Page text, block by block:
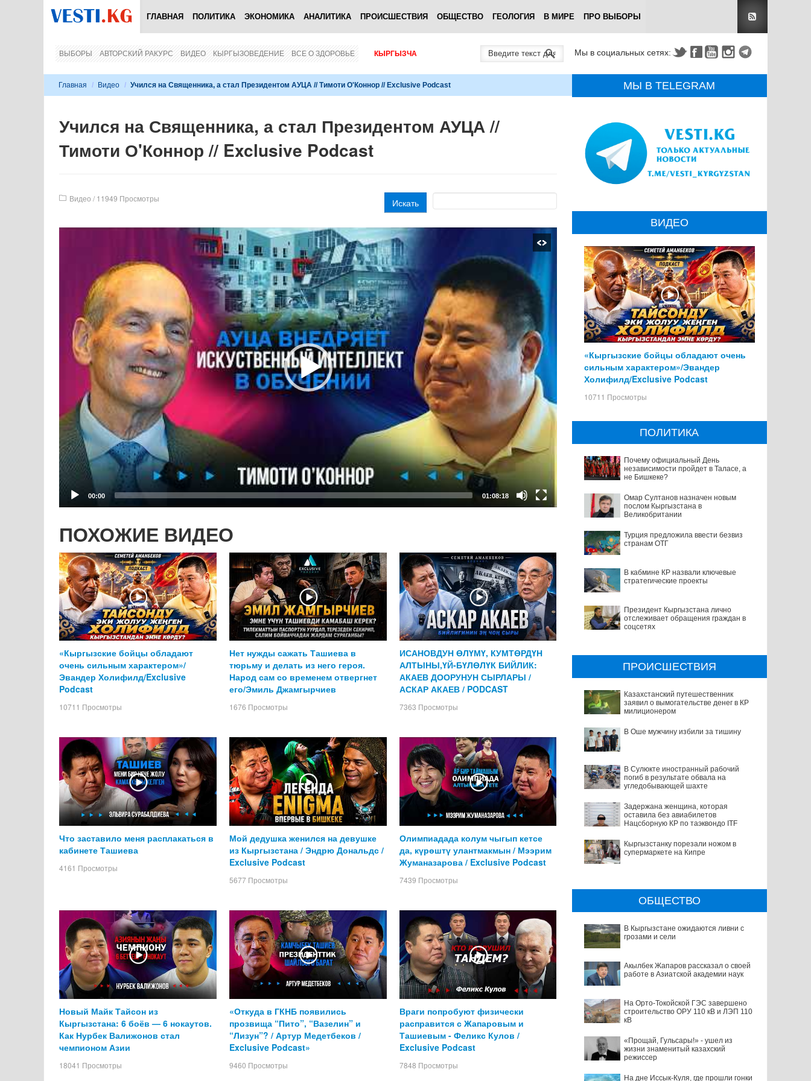
ГЛАВНАЯ ПОЛИТИКА ЭКОНОМИКА АНАЛИТИКА ПРОИСШЕСТВИЯ ОБЩЕСТВО ГЕОЛОГИЯ В МИРЕ ПРО ВЫБОРЫ
ВЫБОРЫ АВТОРСКИЙ РАКУРС ВИДЕО КЫРГЫЗОВЕДЕНИЕ ВСЕ О ЗДОРОВЬЕ КЫРГЫЗЧА Мы в социальных сетях:
Главная / Видео / Учился на Священника, а стал Президентом АУЦА // Тимоти О'Коннор // Exclusive Podcast
Учился на Священника, а стал Президентом АУЦА //
Тимоти О'Коннор // Exclusive Podcast
Видео / 11949 Просмотры Искать
ПОХОЖИЕ ВИДЕО
«Кыргызские бойцы обладают
очень сильным характером»/
Эвандер Холифилд/Exclusive
Podcast
10711 Просмотры
Нет нужды сажать Ташиева в
тюрьму и делать из него героя.
Народ сам со временем отвергнет
его/Эмиль Джамгырчиев
1676 Просмотры
ИСАНОВДУН ӨЛҮМҮ, КУМТӨРДҮН
АЛТЫНЫ,ҮЙ-БҮЛӨЛҮК БИЙЛИК:
АКАЕВ ДООРУНУН СЫРЛАРЫ /
АСКАР АКАЕВ / PODCAST
7363 Просмотры
Что заставило меня расплакаться в
кабинете Ташиева
4161 Просмотры
Мой дедушка женился на девушке
из Кыргызстана / Эндрю Дональдс /
Exclusive Podcast
5677 Просмотры
Олимпиадада колум чыгып кетсе
да, күрөштү улантмакмын / Мээрим
Жуманазарова / Exclusive Podcast
7439 Просмотры
Новый Майк Тайсон из
Кыргызстана: 6 боёв — 6 нокаутов.
Как Нурбек Валижонов стал
чемпионом Азии
18041 Просмотры
«Откуда в ГКНБ появились
прозвища “Пито”, “Вазелин” и
“Лизун”? / Артур Медетбеков /
Exclusive Podcast»
9460 Просмотры
Враги попробуют физически
расправится с Жапаровым и
Ташиевым - Феликс Кулов /
Exclusive Podcast
7848 Просмотры
МЫ В TELEGRAM
ВИДЕО
«Кыргызские бойцы обладают очень
сильным характером»/Эвандер
Холифилд/Exclusive Podcast
10711 Просмотры
ПОЛИТИКА
Почему официальный День
независимости пройдет в Таласе, а
не Бишкеке?
Омар Султанов назначен новым
послом Кыргызстана в
Великобритании
Турция предложила ввести безвиз
странам ОТГ
В кабмине КР назвали ключевые
стратегические проекты
Президент Кыргызстана лично
отслеживает обращения граждан в
соцсетях
ПРОИСШЕСТВИЯ
Казахстанский путешественник
заявил о вымогательстве денег в КР
милиционером
В Оше мужчину избили за тишину
В Сулюкте иностранный рабочий
погиб в результате обвала на
угледобывающей шахте
Задержана женщина, которая
оставила без авиабилетов
Нацсборную КР по таэквондо ITF
Кыргызстанку порезали ножом в
супермаркете на Кипре
ОБЩЕСТВО
В Кыргызстане ожидаются ливни с
грозами и сели
Акылбек Жапаров рассказал о своей
работе в Азиатской академии наук
На Орто-Токойской ГЭС завершено
строительство ОРУ 110 кВ и ЛЭП 110
кВ
«Прощай, Гульсары!» - ушел из
жизни знаменитый казахский
режиссер
На дне Иссык-Куля, где прошли гонки